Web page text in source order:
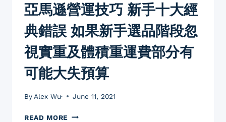
賣
產
品
選
品
關
鍵
款
色
多
選
擇
亞馬遜營運技巧 新手十大經
典錯誤 如果新手選品階段忽
視實重及體積重運費部分有
可能大失預算
By Alex Wu· June 11, 2021
READ MORE 亞